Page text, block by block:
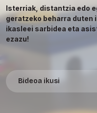
Isterriak, distantzia edo
geratzeko beharra duten
ikasleei sarbidea eta
ezazu!
Bideoa ikusi